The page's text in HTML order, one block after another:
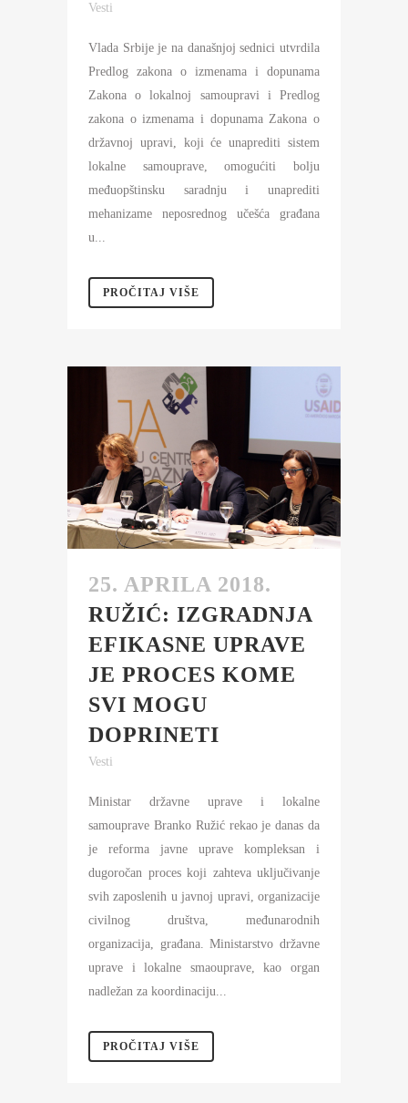
Vesti
Vlada Srbije je na današnjoj sednici utvrdila
Predlog zakona o izmenama i dopunama
Zakona o lokalnoj samoupravi i Predlog
zakona o izmenama i dopunama Zakona o
državnoj upravi, koji će unaprediti sistem
lokalne samouprave, omogućiti bolju
međuopštinsku saradnju i unaprediti
mehanizame neposrednog učešća građana
u...
PROČITAJ VIŠE
25. APRILA 2018.
RUŽIĆ: IZGRADNJA
EFIKASNE UPRAVE
JE PROCES KOME
SVI MOGU
DOPRINETI
Vesti
Ministar državne uprave i lokalne
samouprave Branko Ružić rekao je danas da
je reforma javne uprave kompleksan i
dugoročan proces koji zahteva uključivanje
svih zaposlenih u javnoj upravi, organizacije
civilnog društva, međunarodnih
organizacija, građana. Ministarstvo državne
uprave i lokalne smaouprave, kao organ
nadležan za koordinaciju...
PROČITAJ VIŠE